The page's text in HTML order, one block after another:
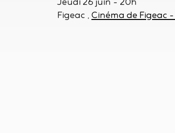
Figeac
Cinéma de Figeac